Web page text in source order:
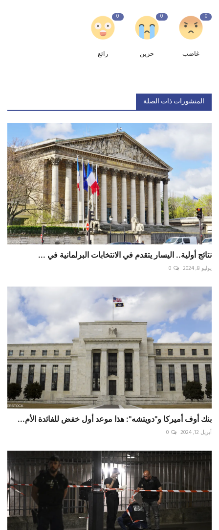
0
غاضب
0
حزين
0
رائع
المنشورات ذات الصلة
نتائج أولية.. اليسار يتقدم في الانتخابات البرلمانية في ...
يوليو 8, 2024 0
بنك أوف أميركا و"دويتشه": هذا موعد أول خفض للفائدة الأم...
أبريل 12, 2024 0